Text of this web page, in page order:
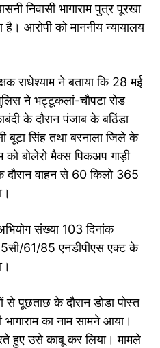
निवासी भागाराम पुत्र पूरखा
है। आरोपी को माननीय न्यायालय
राधेश्याम ने बताया कि 28 मई
ने भट्टूकलां-चौपटा रोड
के दौरान पंजाब के बठिंडा
बूटा सिंह तथा बरनाला जिले के
को बोलेरो मैक्स पिकअप गाड़ी
दौरान वाहन से 60 किलो 365
संख्या 103 दिनांक
61/85 एनडीपीएस एक्ट के
पूछताछ के दौरान डोडा पोस्त
का नाम सामने आया।
हुए उसे काबू कर लिया। मामले